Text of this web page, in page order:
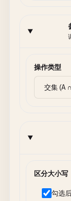
操作类型
区分大小写
勾选